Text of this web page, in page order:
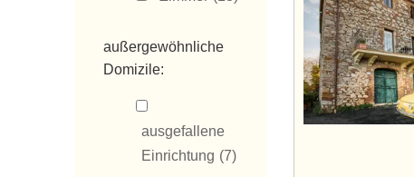
außergewöhnliche
Domizile:
ausgefallene
Einrichtung (7)